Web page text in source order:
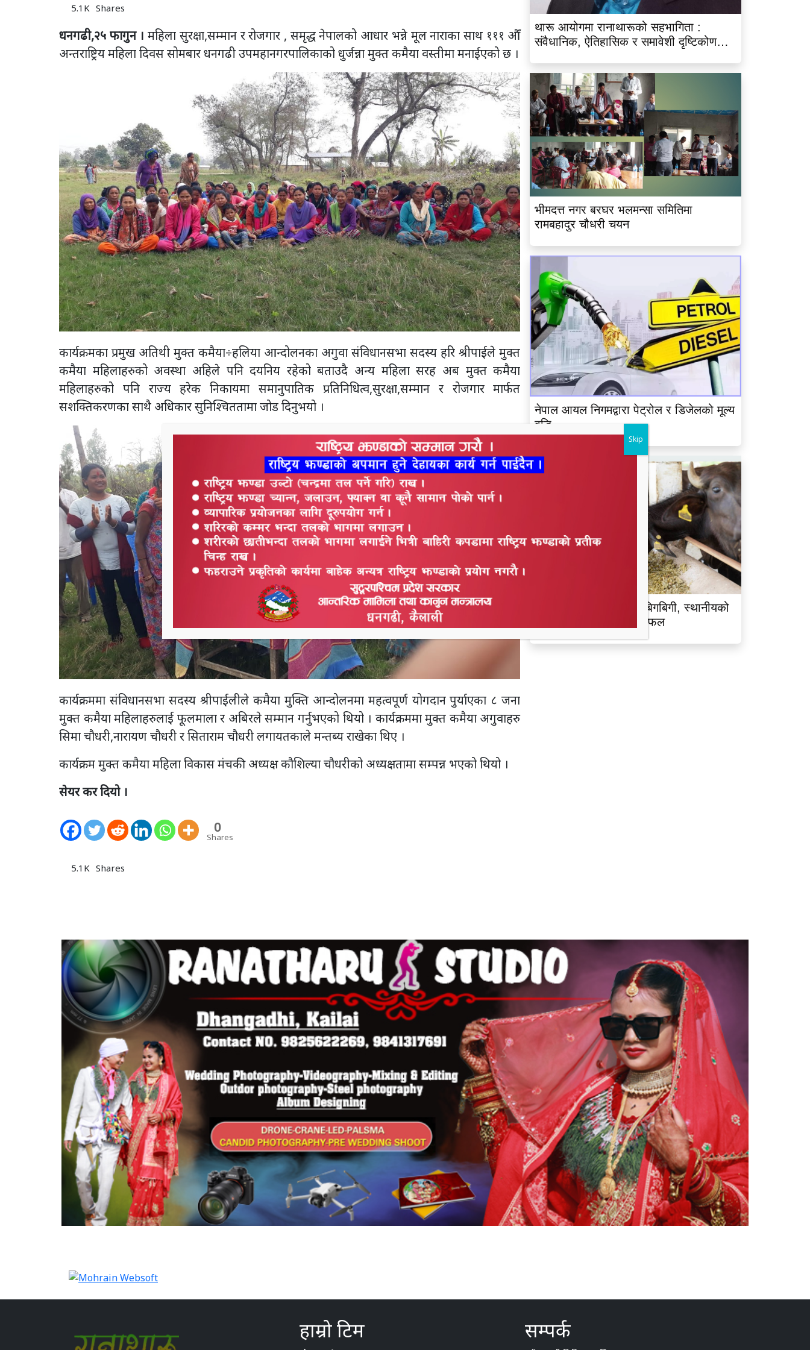
5.1K Shares
धनगढी,२५ फागुन । महिला सुरक्षा,सम्मान र रोजगार , समृद्ध नेपालको आधार भन्ने मूल नाराका साथ १११ औँ
अन्तराष्ट्रिय महिला दिवस सोमबार धनगढी उपमहानगरपालिकाको धुर्जन्ना मुक्त कमैया वस्तीमा मनाईएको छ ।
कार्यक्रमका प्रमुख अतिथी मुक्त कमैया÷हलिया आन्दोलनका अगुवा संविधानसभा सदस्य हरि श्रीपाईले मुक्त
कमैया महिलाहरुको अवस्था अहिले पनि दयनिय रहेको बताउदै अन्य महिला सरह अब मुक्त कमैया
महिलाहरुको पनि राज्य हरेक निकायमा समानुपातिक प्रतिनिधित्व,सुरक्षा,सम्मान र रोजगार मार्फत
सशक्तिकरणका साथै अधिकार सुनिश्चिततामा जोड दिनुभयो ।
कार्यक्रममा संविधानसभा सदस्य श्रीपाईलीले कमैया मुक्ति आन्दोलनमा महत्वपूर्ण योगदान पुर्याएका ८ जना
मुक्त कमैया महिलाहरुलाई फूलमाला र अबिरले सम्मान गर्नुभएको थियो । कार्यक्रममा मुक्त कमैया अगुवाहरु
सिमा चौधरी,नारायण चौधरी र सिताराम चौधरी लगायतकाले मन्तब्य राखेका थिए ।
कार्यक्रम मुक्त कमैया महिला विकास मंचकी अध्यक्ष कौशिल्या चौधरीको अध्यक्षतामा सम्पन्न भएको थियो ।
सेयर कर दियो ।
0
Shares
5.1K Shares
थारू आयोगमा रानाथारूको सहभागिता :
संवैधानिक, ऐतिहासिक र समावेशी दृष्टिकोणबाट
भीमदत्त नगर बरघर भलमन्सा समितिमा
रामबहादुर चौधरी चयन
नेपाल आयल निगमद्वारा पेट्रोल र डिजेलको मूल्य
वृद्धि
लालझाडीमा भैंसी चोरीको बिगबिगी, स्थानीयको
सक्रियतापछि चोर भाग्न सफल
हाम्रो टिम सम्पर्क
Skip